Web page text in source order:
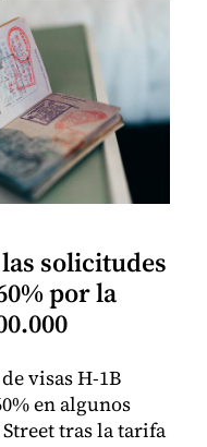
solicitudes
por la
visas H-1B
en algunos
tras la tarifa